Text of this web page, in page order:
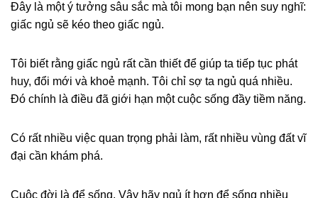
Đây là một ý tưởng sâu sắc mà tôi mong bạn nên suy nghĩ:
giấc ngủ sẽ kéo theo giấc ngủ.
Tôi biết rằng giấc ngủ rất cần thiết để giúp ta tiếp tục phát
huy, đổi mới và khoẻ mạnh. Tôi chỉ sợ ta ngủ quá nhiều.
Đó chính là điều đã giới hạn một cuộc sống đầy tiềm năng.
Có rất nhiều việc quan trọng phải làm, rất nhiều vùng đất vĩ
đại cần khám phá.
Cuộc đời là để sống. Vậy hãy ngủ ít hơn để sống nhiều